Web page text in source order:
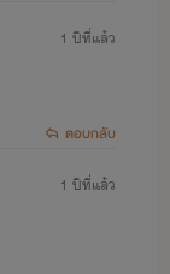
1 ปีที่แล้ว
ตอบกลับ
1 ปีที่แล้ว